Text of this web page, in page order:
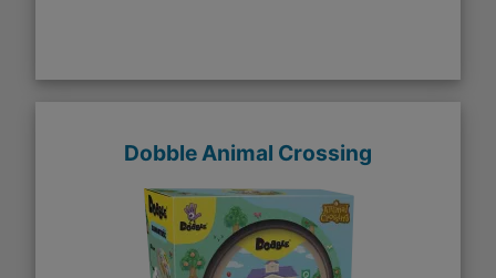
Dobble Animal Crossing